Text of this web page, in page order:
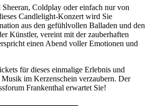
Coldplay oder einfach nur von
Candlelight-Konzert wird Sie
aus den gefühlvollen Balladen und den
Künstler, vereint mit der zauberhaften
einen Abend voller Emotionen und
für dieses einmalige Erlebnis und
Musik im Kerzenschein verzaubern. Der
Frankenthal erwartet Sie!